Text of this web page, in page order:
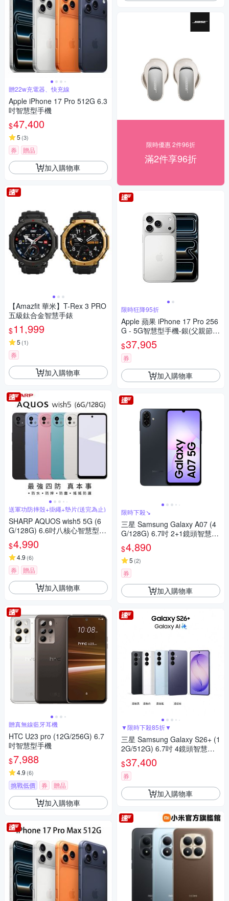
贈22w充電器、快充線
Apple iPhone 17 Pro 512G 6.3
吋智慧型手機
$47,400
5 (3)
券 贈品
加入購物車
【Amazfit 華米】T-Rex 3 PRO
五級鈦合金智慧手錶
$11,999
5 (1)
券
加入購物車
送軍功防摔殼+掛繩+墊片(送完為止)
SHARP AQUOS wish5 5G (6
G/128G) 6.6吋八核心智慧型手
$4,990
4.9 (6)
券 贈品
加入購物車
贈真無線藍牙耳機
HTC U23 pro (12G/256G) 6.7
吋智慧型手機
$7,988
4.9 (6)
挑戰低價 券 贈品
加入購物車
限時優惠 2件96折
滿2件享96折
限時狂降95折
Apple 蘋果 iPhone 17 Pro 256
G - 5G智慧型手機-銀(父親節限
定)
$37,905
券
加入購物車
限時下殺↘
三星 Samsung Galaxy A07 (4
G/128G) 6.7吋 2+1鏡頭智慧手
$4,890
5 (2)
券
加入購物車
▼限時下殺85折▼
三星 Samsung Galaxy S26+ (1
2G/512G) 6.7吋 4鏡頭智慧手
機
$37,400
券
加入購物車